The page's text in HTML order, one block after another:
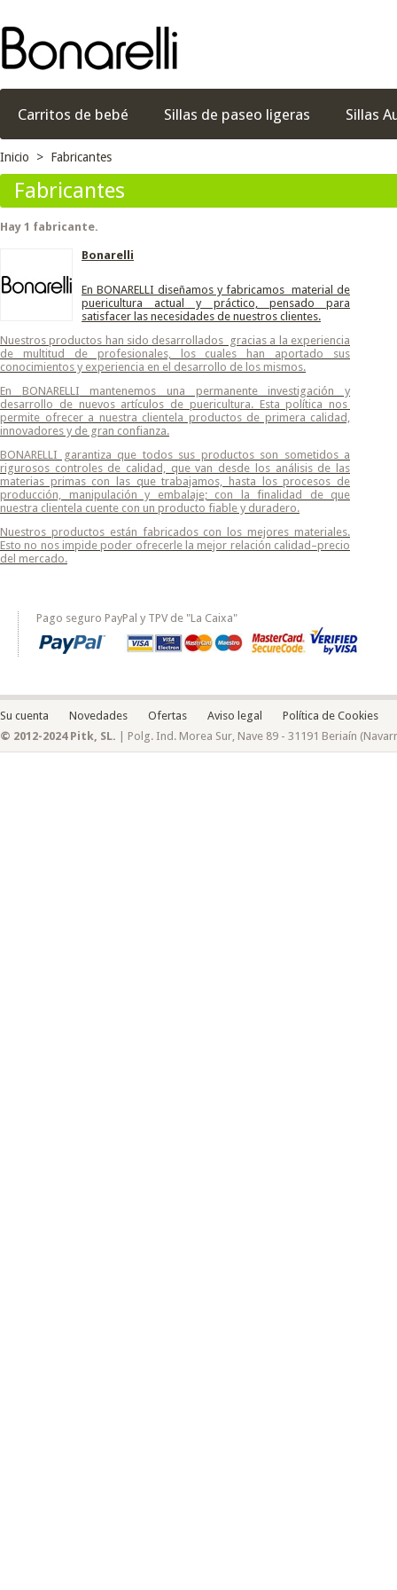
Carritos de bebé Sillas de paseo ligeras Sillas
Inicio > Fabricantes
Fabricantes
Hay 1 fabricante.
Bonarelli
En BONARELLI diseñamos y fabricamos material de
puericultura actual y práctico, pensado para
satisfacer las necesidades de nuestros clientes.
Nuestros productos han sido desarrollados gracias a la experiencia
de multitud de profesionales, los cuales han aportado sus
conocimientos y experiencia en el desarrollo de los mismos.
En BONARELLI mantenemos una permanente investigación y
desarrollo de nuevos artículos de puericultura. Esta política nos
permite ofrecer a nuestra clientela productos de primera calidad,
innovadores y de gran confianza.
BONARELLI garantiza que todos sus productos son sometidos a
rigurosos controles de calidad, que van desde los análisis de las
materias primas con las que trabajamos, hasta los procesos de
producción, manipulación y embalaje; con la finalidad de que
nuestra clientela cuente con un producto fiable y duradero.
Nuestros productos están fabricados con los mejores materiales.
Esto no nos impide poder ofrecerle la mejor relación calidad–precio
del mercado.
Su cuenta Novedades Ofertas Aviso legal
Política de Cookies
© 2012-2024 Pitk, SL. | Polg. Ind. Morea Sur, Nave 89 - 31191 Beriaín
Pago seguro PayPal y TPV de "La Caixa"